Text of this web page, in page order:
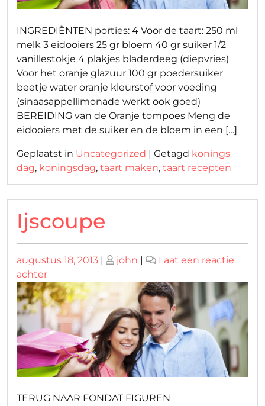
INGREDIËNTEN porties: 4 Voor de taart: 250 ml
melk 3 eidooiers 25 gr bloem 40 gr suiker 1/2
vanillestokje 4 plakjes bladerdeeg (diepvries)
Voor het oranje glazuur 100 gr poedersuiker
beetje water oranje kleurstof voor voeding
(sinaasappellimonade werkt ook goed)
BEREIDING van de Oranje tompoes Meng de
eidooiers met de suiker en de bloem in een […]
Geplaatst in Uncategorized | Getagd konings
dag, koningsdag, taart maken, taart recepten
Ijscoupe
Geplaatst
op
augustus 18, 2013 | Geplaatst
john |
Laat een reactie
achterop
Ijscoupe
TERUG NAAR FONDAT FIGUREN